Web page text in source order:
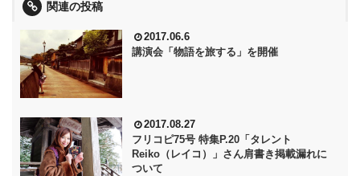
関連の投稿
2017.06.6
講演会「物語を旅する」を開催
2017.08.27
フリコピ75号 特集P.20「タレント
Reiko（レイコ）」さん肩書き掲載漏れに
ついて